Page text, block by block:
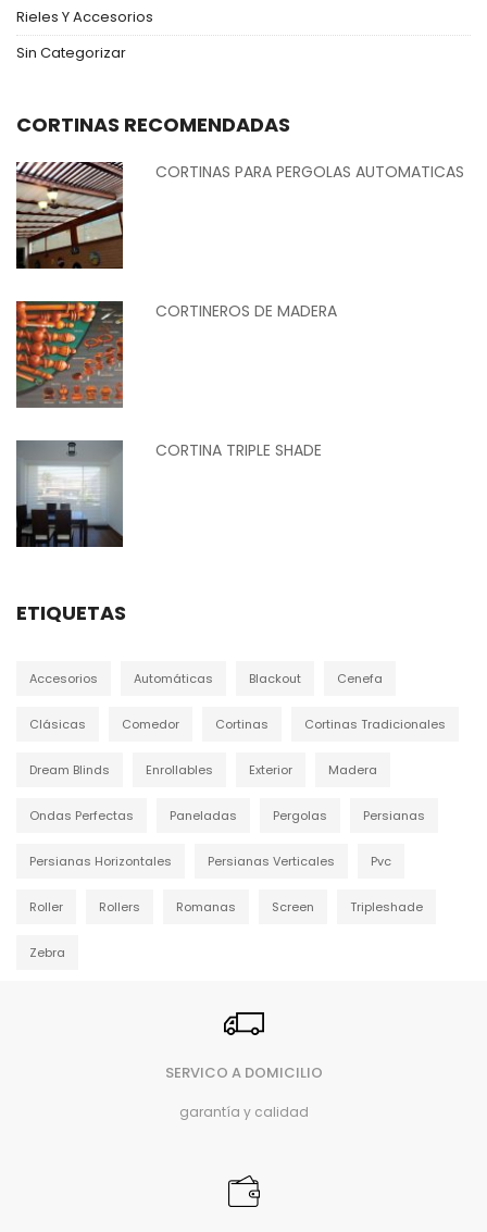
Rieles Y Accesorios
Sin Categorizar
CORTINAS RECOMENDADAS
CORTINAS PARA PERGOLAS AUTOMATICAS
CORTINEROS DE MADERA
CORTINA TRIPLE SHADE
ETIQUETAS
Accesorios Automáticas Blackout Cenefa
Clásicas Comedor Cortinas Cortinas Tradicionales
Dream Blinds Enrollables Exterior Madera
Ondas Perfectas Paneladas Pergolas Persianas
Persianas Horizontales Persianas Verticales Pvc
Roller Rollers Romanas Screen Tripleshade
Zebra
SERVICO A DOMICILIO
garantía y calidad